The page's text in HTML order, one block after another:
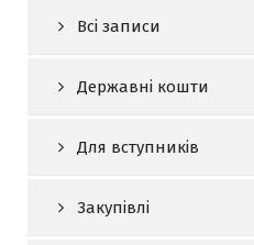
Всі записи
Державні кошти
Для вступників
Закупівлі